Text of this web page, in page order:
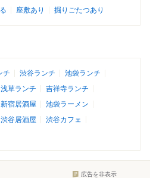
座敷あり 掘りごたつあり
チ 渋谷ランチ
池袋ランチ
浅草ランチ
吉祥寺ランチ
新宿居酒屋
池袋ラーメン
渋谷居酒屋
渋谷カフェ
広告を非表示